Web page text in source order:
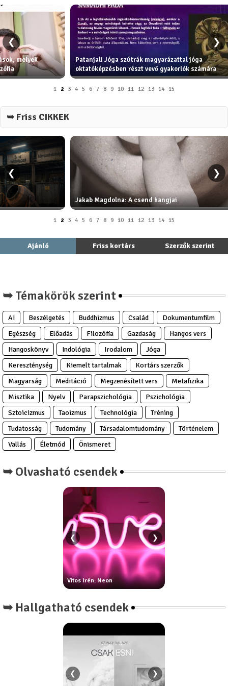
❮
melyek
Patanjali Jóga szútrák magyarázattal jóga
oktatóképzésben részt vevő gyakorlók számára
❯
1 2 3 4 5 6 7 8 9 10 11 12 13 14 15
➥ Friss CIKKEK
❮
Jakab Magdolna: A csend hangjai
❯
1 2 3 4 5 6 7 8 9 10 11 12 13 14 15
Ajánló Friss kortárs Szerzők szerint
➥ Témakörök szerint
AI Beszélgetés Buddhizmus Család
Dokumentumfilm
Egészség
Előadás Filozófia Gazdaság
Hangos vers
Hangoskönyv
Indológia Irodalom
Jóga
Kereszténység
Kiemelt tartalmak
Kortárs szerzők
Magyarság
Meditáció Megzenésített vers
Metafizika
Misztika
Nyelv Parapszichológia
Pszichológia
Sztoicizmus
Taoizmus Technológia
Tréning
Tudatosság
Tudomány Társadalomtudomány
Történelem
Vallás
Életmód Önismeret
➥ Olvasható csendek
Vitos Irén: Neon
❮ ❯
➥ Hallgatható csendek
❮ ❯